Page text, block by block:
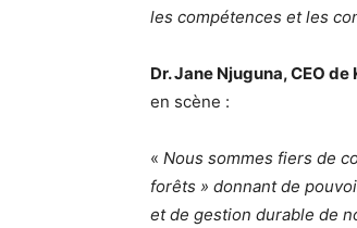
les compétences et les
Dr. Jane Njuguna, CEO de
en scène :
« Nous sommes fiers de
forêts » donnant de
et de gestion durable de